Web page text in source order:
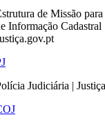
de Missão
Informação
Judiciária |